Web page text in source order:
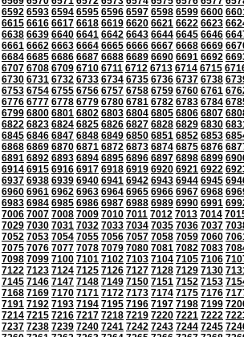
6592 6593 6594 6595 6596 6597 6598 6599 6600
6615 6616 6617 6618 6619 6620 6621 6622 6623
6638 6639 6640 6641 6642 6643 6644 6645 6646
6661 6662 6663 6664 6665 6666 6667 6668 6669
6684 6685 6686 6687 6688 6689 6690 6691 6692
6707 6708 6709 6710 6711 6712 6713 6714 6715
6730 6731 6732 6733 6734 6735 6736 6737 6738
6753 6754 6755 6756 6757 6758 6759 6760 6761
6776 6777 6778 6779 6780 6781 6782 6783 6784
6799 6800 6801 6802 6803 6804 6805 6806 6807
6822 6823 6824 6825 6826 6827 6828 6829 6830
6845 6846 6847 6848 6849 6850 6851 6852 6853
6868 6869 6870 6871 6872 6873 6874 6875 6876
6891 6892 6893 6894 6895 6896 6897 6898 6899
6914 6915 6916 6917 6918 6919 6920 6921 6922
6937 6938 6939 6940 6941 6942 6943 6944 6945
6960 6961 6962 6963 6964 6965 6966 6967 6968
6983 6984 6985 6986 6987 6988 6989 6990 6991
7006 7007 7008 7009 7010 7011 7012 7013 7014
7029 7030 7031 7032 7033 7034 7035 7036 7037
7052 7053 7054 7055 7056 7057 7058 7059 7060
7075 7076 7077 7078 7079 7080 7081 7082 7083
7098 7099 7100 7101 7102 7103 7104 7105 7106
7122 7123 7124 7125 7126 7127 7128 7129 7130
7145 7146 7147 7148 7149 7150 7151 7152 7153
7168 7169 7170 7171 7172 7173 7174 7175 7176
7191 7192 7193 7194 7195 7196 7197 7198 7199
7214 7215 7216 7217 7218 7219 7220 7221 7222
7237 7238 7239 7240 7241 7242 7243 7244 7245